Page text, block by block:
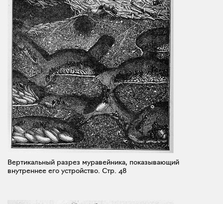
Вертикальный разрез муравейника, показывающий
внутреннее его устройство. Стр. 48